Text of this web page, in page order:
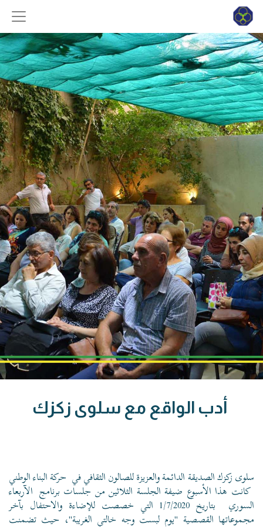
أدب الواقع مع سلوى زكزك
سلوى زكزك الصديقة الدائمة والعزيزة للصالون الثقافي في حركة البناء الوطني
كانت هذا الأسبوع ضيفة الجلسة الثلاثين من جلسات برنامج الآربعاء
السوري بتاريخ 1/7/2020 التي خصصت للإضاءة والاحتفال بآخر
مجموعاتها القصصية "يوم لبست وجه خالتي الغريبة"، حيث تضمنت